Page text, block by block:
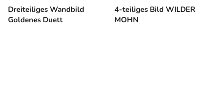
Dreiteiliges Wandbild
Goldenes Duett
4-teiliges Bild WILDER
MOHN